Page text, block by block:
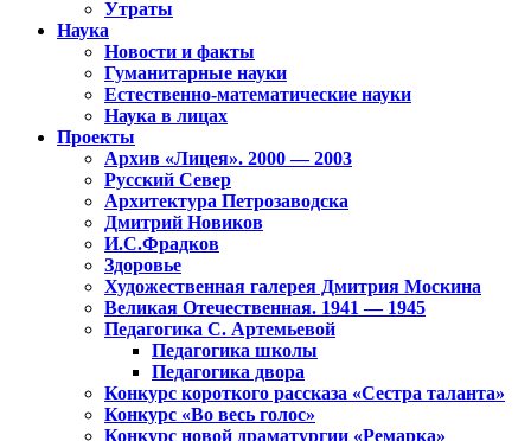
Утраты
Наука
Новости и факты
Гуманитарные науки
Естественно-математические науки
Наука в лицах
Проекты
Архив «Лицея». 2000 — 2003
Русский Север
Архитектура Петрозаводска
Дмитрий Новиков
И.С.Фрадков
Здоровье
Художественная галерея Дмитрия Москина
Великая Отечественная. 1941 — 1945
Педагогика С. Артемьевой
Педагогика школы
Педагогика двора
Конкурс короткого рассказа «Сестра таланта»
Конкурс «Во весь голос»
Конкурс новой драматургии «Ремарка»